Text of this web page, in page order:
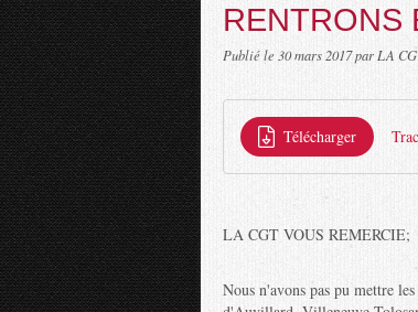
RENTRONS
Publié le 30 mars 2017par LA
Télécharger
LA CGT VOUS REMERCIE;
Nous n'avons pas pu mettre